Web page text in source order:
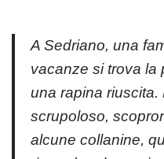
A Sedriano, una
vacanze si trova la
una rapina riuscita.
scrupoloso,
alcune collanine,